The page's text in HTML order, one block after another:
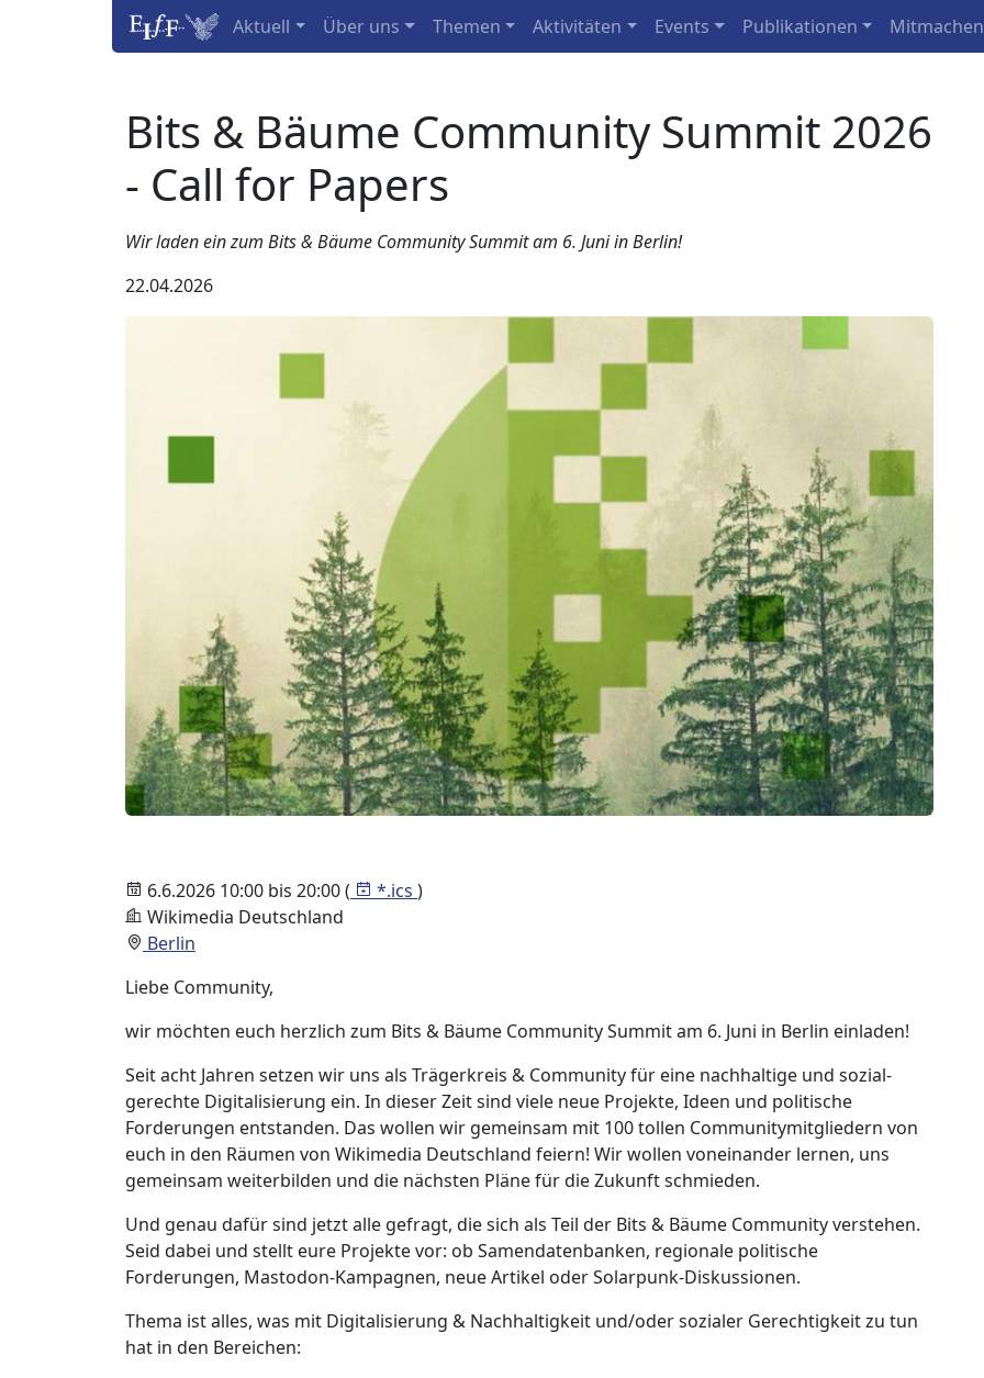
Aktuell Über uns Themen Aktivitäten Events Publikationen Mitmachen
Bits & Bäume Community Summit 2026
- Call for Papers
Wir laden ein zum Bits & Bäume Community Summit am 6. Juni in Berlin!
22.04.2026
6.6.2026 10:00 bis 20:00 ( *.ics )
Wikimedia Deutschland
Berlin
Liebe Community,
wir möchten euch herzlich zum Bits & Bäume Community Summit am 6. Juni in Berlin einladen!
Seit acht Jahren setzen wir uns als Trägerkreis & Community für eine nachhaltige und sozial-
gerechte Digitalisierung ein. In dieser Zeit sind viele neue Projekte, Ideen und politische
Forderungen entstanden. Das wollen wir gemeinsam mit 100 tollen Communitymitgliedern von
euch in den Räumen von Wikimedia Deutschland feiern! Wir wollen voneinander lernen, uns
gemeinsam weiterbilden und die nächsten Pläne für die Zukunft schmieden.
Und genau dafür sind jetzt alle gefragt, die sich als Teil der Bits & Bäume Community verstehen.
Seid dabei und stellt eure Projekte vor: ob Samendatenbanken, regionale politische
Forderungen, Mastodon-Kampagnen, neue Artikel oder Solarpunk-Diskussionen.
Thema ist alles, was mit Digitalisierung & Nachhaltigkeit und/oder sozialer Gerechtigkeit zu tun
hat in den Bereichen: